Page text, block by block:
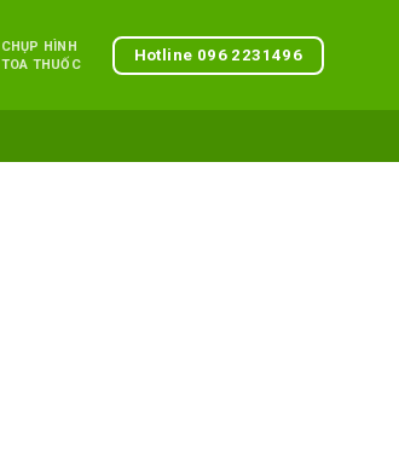
CHỤP HÌNH
TOA THUỐC
Hotline 096 2231496